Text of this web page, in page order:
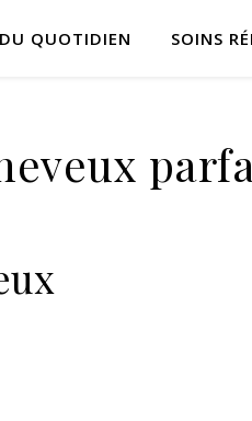
QUOTIDIEN SOINS